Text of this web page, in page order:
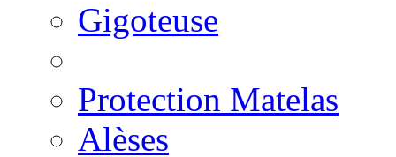
Gigoteuse
Protection Matelas
Alèses